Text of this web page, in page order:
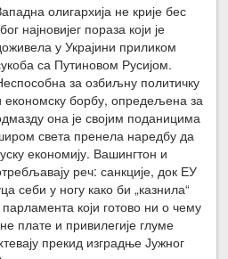
олигархија не крије бес
најновијег пораза који је
у Украјини приликом
са Путиновом Русијом.
за озбиљну политичку
економску борбу, опредељена за
она је својим поданицима
света пренела наредбу да
економију. Вашингтон и
реч: санкције, док ЕУ
себи у ногу како би „казнила“
који готово ни о чему
плате и привилегије глуме
прекид изградње Јужног